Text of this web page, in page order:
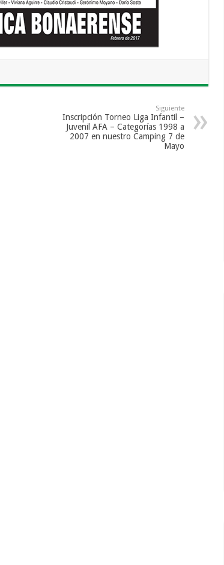
Siguiente
Inscripción Torneo Liga Infantil –
Juvenil AFA – Categorías 1998 a
2007 en nuestro Camping 7 de
Mayo